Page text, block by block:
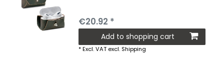
€20.92 *
Add to shopping cart
*Excl. VAT excl. Shipping